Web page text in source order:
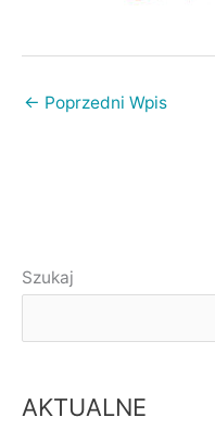
← Poprzedni Wpis
Szukaj
AKTUALNE